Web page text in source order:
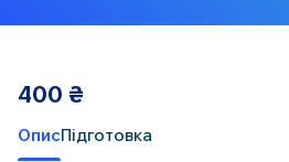
ОписПідготовка
400 ₴